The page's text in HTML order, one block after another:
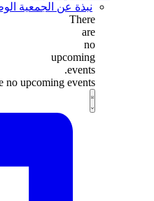
نبذة عن الجمعية
There
are
no
upcoming
events.
no upcoming events.
Views
Navigation
Event
Views
List